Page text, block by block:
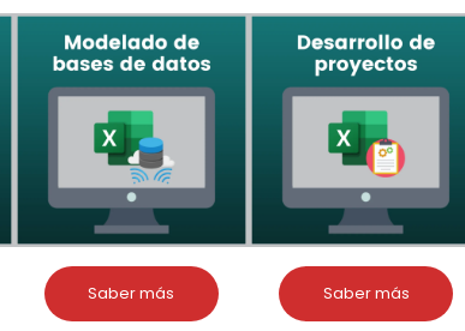
Saber más Saber más